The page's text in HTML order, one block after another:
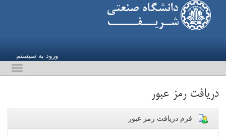
ورود به سیستم
دریافت رمز عبور
فرم دریافت رمز عبور